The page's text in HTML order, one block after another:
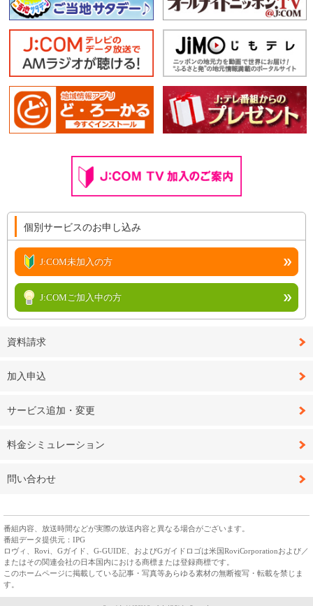
個別サービスのお申し込み
J:COM未加入の方
J:COMご加入中の方
資料請求
加入申込
サービス追加・変更
料金シミュレーション
問い合わせ
番組内容、放送時間などが実際の放送内容と異なる場合がございます。
番組データ提供元：IPG
ロヴィ、Rovi、Gガイド、G-GUIDE、およびGガイドロゴは米国RoviCorporationおよび／
またはその関連会社の日本国内における商標または登録商標です。
このホームページに掲載している記事・写真等あらゆる素材の無断複写・転載を禁じま
す。